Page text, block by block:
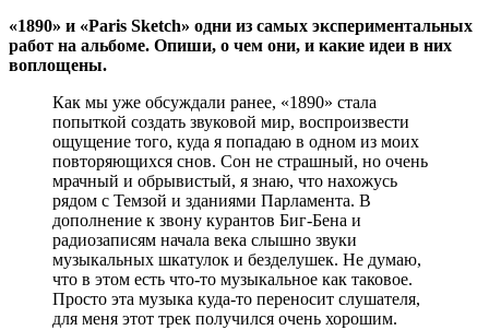
«1890» и «Paris Sketch» одни из самых экспериментальных
работ на альбоме. Опиши, о чем они, и какие идеи в них
воплощены.
Как мы уже обсуждали ранее, «1890» стала
попыткой создать звуковой мир, воспроизвести
ощущение того, куда я попадаю в одном из моих
повторяющихся снов. Сон не страшный, но очень
мрачный и обрывистый, я знаю, что нахожусь
рядом с Темзой и зданиями Парламента. В
дополнение к звону курантов Биг-Бена и
радиозаписям начала века слышно звуки
музыкальных шкатулок и безделушек. Не думаю,
что в этом есть что-то музыкальное как таковое.
Просто эта музыка куда-то переносит слушателя,
для меня этот трек получился очень хорошим.